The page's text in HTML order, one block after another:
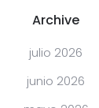
Archive
julio 2026
junio 2026